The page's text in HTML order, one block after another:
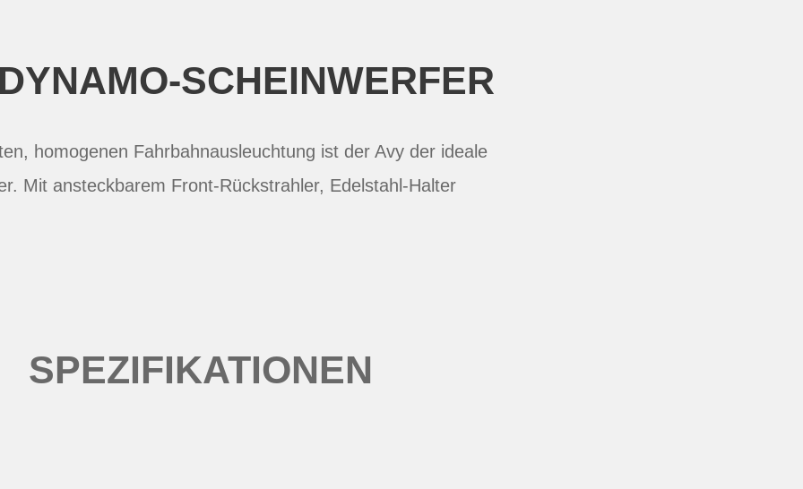
SCHEINWERFER
homogenen Fahrbahnausleuchtung ist der Avy der ideale
Mit ansteckbarem Front-Rückstrahler, Edelstahl-Halter
SPEZIFIKATIONEN